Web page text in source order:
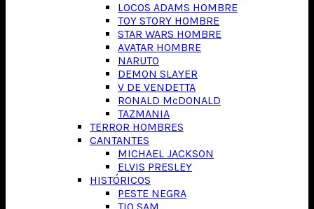
LOCOS ADAMS HOMBRE
TOY STORY HOMBRE
STAR WARS HOMBRE
AVATAR HOMBRE
NARUTO
DEMON SLAYER
V DE VENDETTA
RONALD McDONALD
TAZMANIA
TERROR HOMBRES
CANTANTES
MICHAEL JACKSON
ELVIS PRESLEY
HISTÓRICOS
PESTE NEGRA